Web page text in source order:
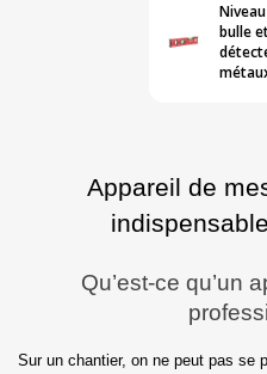
bulle
Appareil de
Qu’est-ce qu’un
Sur un chantier, on ne peut pas se